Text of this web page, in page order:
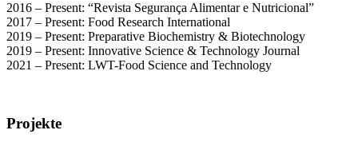
2016 – Present: “Revista Segurança Alimentar e Nutricional”
2017 – Present: Food Research International
2019 – Present: Preparative Biochemistry & Biotechnology
2019 – Present: Innovative Science & Technology Journal
2021 – Present: LWT-Food Science and Technology
Projekte